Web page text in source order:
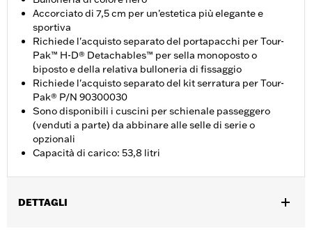
Accorciato di 7,5 cm per un'estetica più elegante e
sportiva
Richiede l'acquisto separato del portapacchi per Tour-
Pak™ H-D® Detachables™ per sella monoposto o
biposto e della relativa bulloneria di fissaggio
Richiede l'acquisto separato del kit serratura per Tour-
Pak® P/N 90300030
Sono disponibili i cuscini per schienale passeggero
(venduti a parte) da abbinare alle selle di serie o
opzionali
Capacità di carico: 53,8 litri
DETTAGLI